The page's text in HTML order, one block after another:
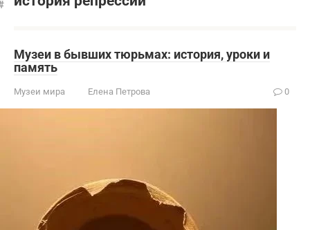
Музеи в бывших тюрьмах: история, уроки и
память
Музеи мира Елена Петрова 0